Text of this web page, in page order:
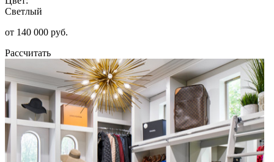
Светлый
от 140 000 руб.
Рассчитать